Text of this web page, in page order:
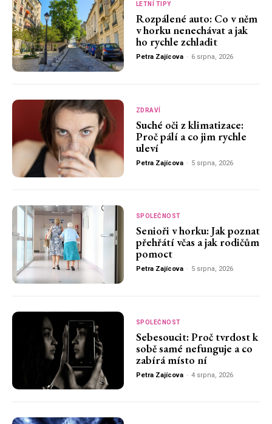
LETNÍ TIPY
Rozpálené auto: Co v něm
v horku nenechávat a jak
ho rychle zchladit
Petra Zajícova - 6 srpna, 2026
ZDRAVÍ
Suché oči z klimatizace:
Proč pálí a co jim rychle
uleví
Petra Zajícova - 5 srpna, 2026
SPOLEČNOST
Senioři v horku: Jak poznat
přehřátí včas a jak rodičům
pomoct
Petra Zajícova - 5 srpna, 2026
SPOLEČNOST
Sebesoucit: Proč tvrdost k
sobě samé nefunguje a co
zabírá místo ní
Petra Zajícova - 4 srpna, 2026